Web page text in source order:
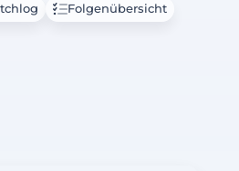
Folgenübersicht